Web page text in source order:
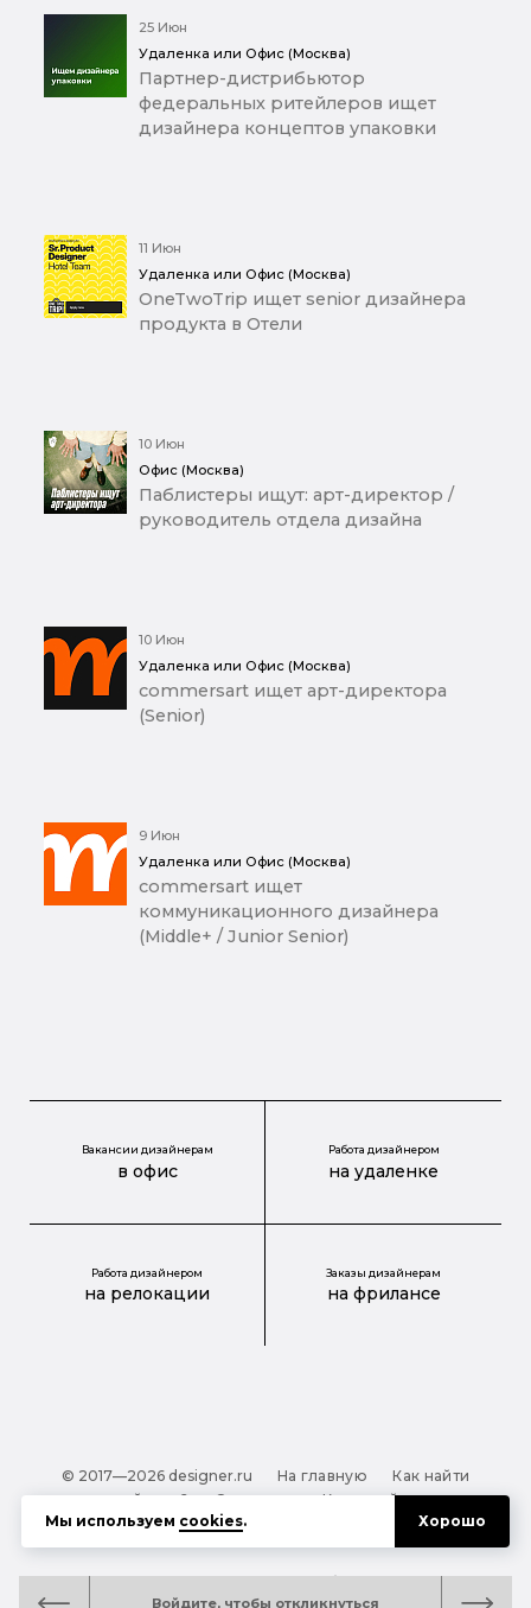
Войдите, чтобы откликнуться
25 Июн
Удаленка или Офис (Москва)
Партнер-дистрибьютор
федеральных ритейлеров ищет
дизайнера концептов упаковки
11 Июн
Удаленка или Офис (Москва)
OneTwoTrip ищет senior дизайнера
продукта в Отели
10 Июн
Офис (Москва)
Паблистеры ищут: арт-директор /
руководитель отдела дизайна
10 Июн
Удаленка или Офис (Москва)
commersart ищет арт-директора
(Senior)
9 Июн
Удаленка или Офис (Москва)
commersart ищет
коммуникационного дизайнера
(Middle+ / Junior Senior)
Вакансии дизайнерам
в офис
Работа дизайнером
на удаленке
Работа дизайнером
на релокации
Заказы дизайнерам
на фрилансе
© 2017—2026 designer.ru На главную
Как найти
дизайнера?
О проекте
Карта сайта
Обработка персональных данных
Файлы cookie
Мы используем cookies. Хорошо